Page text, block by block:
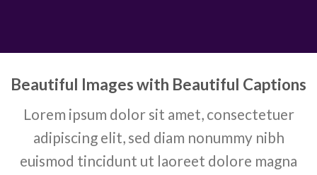
Beautiful Images with Beautiful Captions
Lorem ipsum dolor sit amet, consectetuer
adipiscing elit, sed diam nonummy nibh
euismod tincidunt ut laoreet dolore magna